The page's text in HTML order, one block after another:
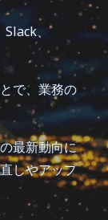
Slack、
で、業務の
最新動向に
しやアップ